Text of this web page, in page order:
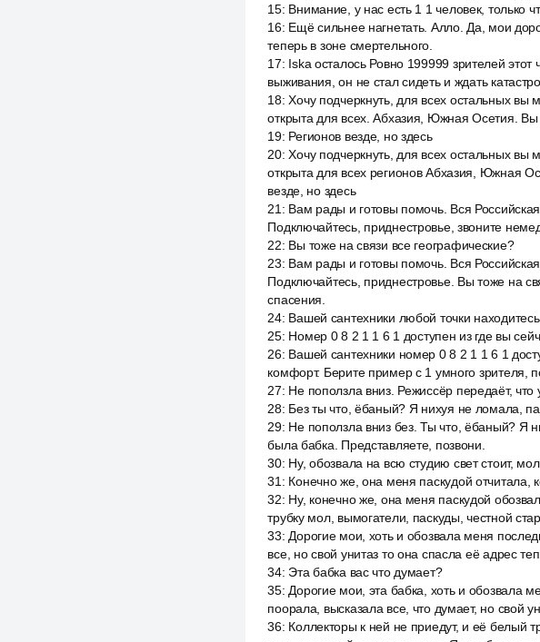
15: Внимание, у нас есть 1 1 человек, только
16: Ещё сильнее нагнетать. Алло. Да, мои
теперь в зоне смертельного.
17: Iska осталось Ровно 199999 зрителей
выживания, он не стал сидеть и ждать
18:Хочу подчеркнуть, для всех остальных
открыта для всех. Абхазия, Южная Осетия.
19: Регионов везде, но здесь
20:Хочу подчеркнуть, для всех остальных
открыта для всех регионов Абхазия, Южная
везде, но здесь
21 : Вам рады и готовы помочь. Вся
Подключайтесь, приднестровье, звоните
22: Вы тоже на связи все географические?
23: Вам рады и готовы помочь. Вся
Подключайтесь, приднестровье. Вы тоже на
спасения.
24: Вашей сантехники любой точки
25: Номер 0 8 2 1 1 6 1 доступен из где вы
26: Вашей сантехники номер 0 8 2 1 1 6 1
комфорт. Берите пример с 1 умного зрителя,
27: Не поползла вниз. Режиссёр передаёт,
28: Без ты что, ёбаный? Я нихуя не ломала,
29: Не поползла вниз без. Ты что, ёбаный? Я
была бабка. Представляете, позвони.
30: Ну, обозвала на всю студию свет стоит,
31 : Конечно же, она меня паскудой отчитала,
32: Ну, конечно же, она меня паскудой
трубку мол, вымогатели, паскуды, честной
33: Дорогие мои, хоть и обозвала меня
все, но свой унитаз то она спасла её адрес
34: Эта бабка вас что думает?
35: Дорогие мои, эта бабка, хоть и обозвала
поорала, высказала все, что думает, но свой
36: Коллекторы к ней не приедут, и её белый